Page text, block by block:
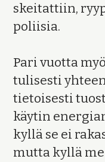
skeitattiin,
poliisia.
Pari vuotta
tulisesti
tietoisesti
käytin
kyllä se ei
mutta kyllä